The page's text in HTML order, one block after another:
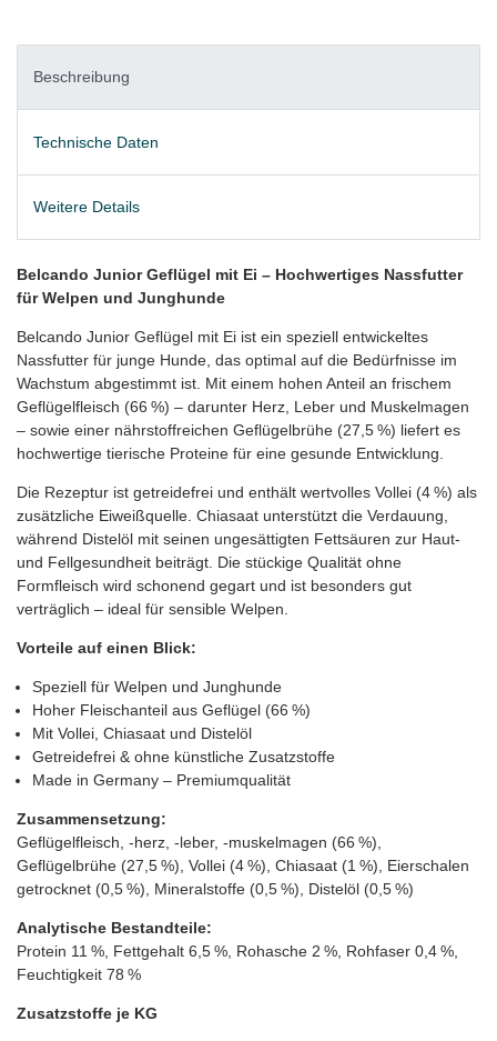
Beschreibung
Technische Daten
Weitere Details
Belcando Junior Geflügel mit Ei – Hochwertiges Nassfutter
für Welpen und Junghunde
Belcando Junior Geflügel mit Ei ist ein speziell entwickeltes
Nassfutter für junge Hunde, das optimal auf die Bedürfnisse im
Wachstum abgestimmt ist. Mit einem hohen Anteil an frischem
Geflügelfleisch (66 %) – darunter Herz, Leber und Muskelmagen
– sowie einer nährstoffreichen Geflügelbrühe (27,5 %) liefert es
hochwertige tierische Proteine für eine gesunde Entwicklung.
Die Rezeptur ist getreidefrei und enthält wertvolles Vollei (4 %) als
zusätzliche Eiweißquelle. Chiasaat unterstützt die Verdauung,
während Distelöl mit seinen ungesättigten Fettsäuren zur Haut-
und Fellgesundheit beiträgt. Die stückige Qualität ohne
Formfleisch wird schonend gegart und ist besonders gut
verträglich – ideal für sensible Welpen.
Vorteile auf einen Blick:
Speziell für Welpen und Junghunde
Hoher Fleischanteil aus Geflügel (66 %)
Mit Vollei, Chiasaat und Distelöl
Getreidefrei & ohne künstliche Zusatzstoffe
Made in Germany – Premiumqualität
Zusammensetzung:
Geflügelfleisch, -herz, -leber, -muskelmagen (66 %),
Geflügelbrühe (27,5 %), Vollei (4 %), Chiasaat (1 %), Eierschalen
getrocknet (0,5 %), Mineralstoffe (0,5 %), Distelöl (0,5 %)
Analytische Bestandteile:
Protein 11 %, Fettgehalt 6,5 %, Rohasche 2 %, Rohfaser 0,4 %,
Feuchtigkeit 78 %
Zusatzstoffe je KG